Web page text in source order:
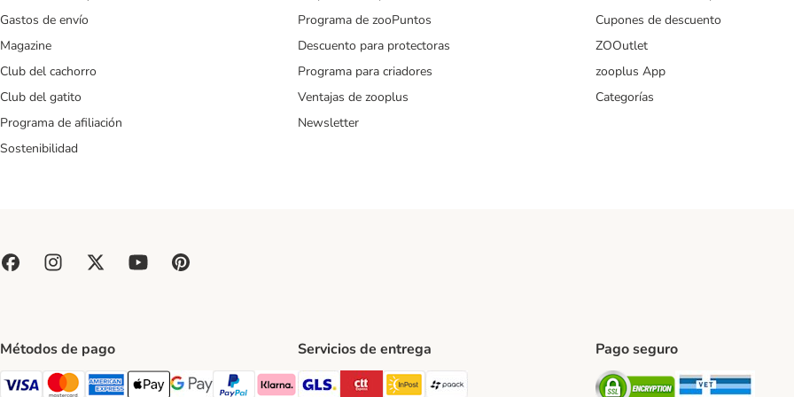
Gastos de envío
Magazine
Club del cachorro
Club del gatito
Programa de afiliación
Sostenibilidad
Programa de zooPuntos
Descuento para protectoras
Programa para criadores
Ventajas de zooplus
Newsletter
Cupones de descuento
ZOOutlet
zooplus App
Categorías
Métodos de pago Servicios de entrega
GLS Shipping Method
CTTExpress Shipping Method
InPost Shipping Method
paack Shipping Method
Pago seguro
Security